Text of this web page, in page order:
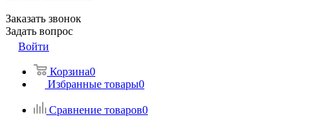
Заказать звонок
Задать вопрос
Войти
Корзина0
Избранные товары0
Сравнение товаров0